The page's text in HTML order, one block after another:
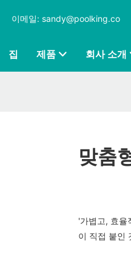
이메일: sandy@poolking.co
집 제품 회사 소개
맞춤
'가볍고, 효율
이 직접 붙인